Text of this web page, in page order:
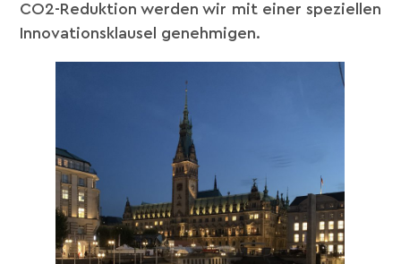
CO2-Reduktion werden wir mit einer speziellen
Innovationsklausel genehmigen.